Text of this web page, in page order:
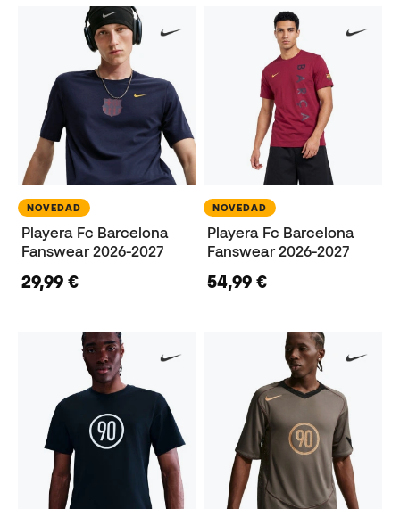
NOVEDAD
Playera Fc Barcelona
Fanswear 2026-2027
29,99 €
NOVEDAD
Playera Fc Barcelona
Fanswear 2026-2027
54,99 €